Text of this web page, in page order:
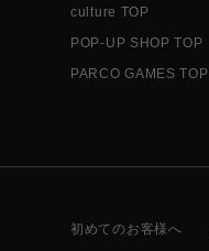
culture TOP
POP-UP SHOP TOP
PARCO GAMES TOP
初めてのお客様へ